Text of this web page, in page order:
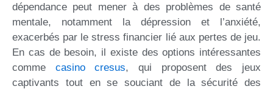
dépendance peut mener à des problèmes de santé
mentale, notamment la dépression et l’anxiété,
exacerbés par le stress financier lié aux pertes de jeu.
En cas de besoin, il existe des options intéressantes
comme casino cresus, qui proposent des jeux
captivants tout en se souciant de la sécurité des